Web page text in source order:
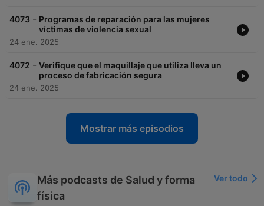
4073 - Programas de reparación para las mujeres
víctimas de violencia sexual
24 ene. 2025
4072 - Verifique que el maquillaje que utiliza lleva un
proceso de fabricación segura
24 ene. 2025
Mostrar más episodios
Más podcasts de Salud y forma
física
Ver todo